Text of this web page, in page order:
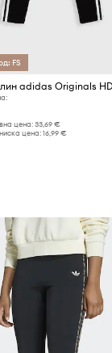
FS
adidas Originals
цена: 33,69 €
цена: 16,99 €